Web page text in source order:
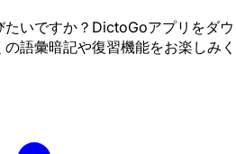
たいですか？DictoGoアプリをダウ
語彙暗記や復習機能をお楽しみく